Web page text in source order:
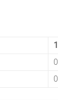
1
0
0